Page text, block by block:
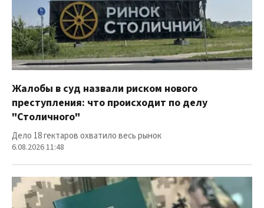
Жалобы в суд назвали риском нового
преступления: что происходит по делу
"Столичного"
Дело 18 гектаров охватило весь рынок
6.08.2026 11:48